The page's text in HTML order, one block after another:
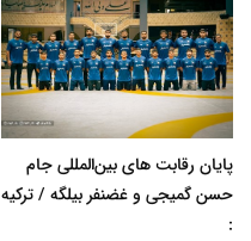
پایان رقابت های بین‌المللی جام
حسن گمیجی و غضنفر بیلگه / ترکیه
: